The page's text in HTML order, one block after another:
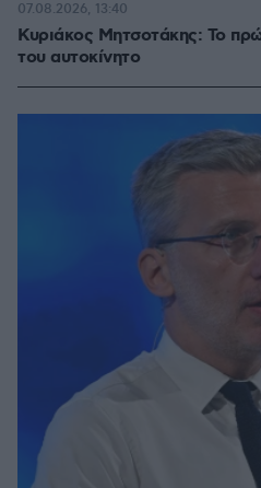
Κυριάκος Μητσοτάκης: Το
του αυτοκίνητο
07.08.2026, 13:40